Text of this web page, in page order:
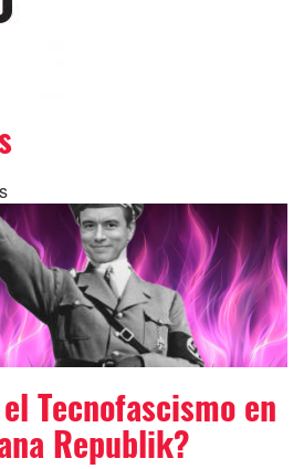
Tecnofascismo en
Republik?